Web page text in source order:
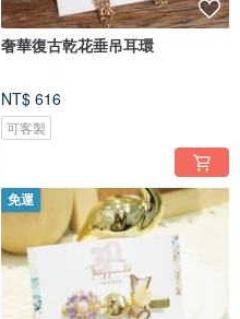
奢華復古乾花垂吊耳環
NT$ 616
可客製
免運